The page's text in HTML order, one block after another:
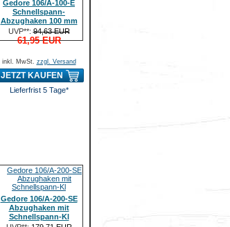
Gedore 106/A-100-E
Schnellspann-
Abzughaken 100 mm
UVP**:94,63 EUR
61,95 EUR
inkl. MwSt. zzgl. Versand
JETZT KAUFEN
Lieferfrist 5 Tage*
Gedore 106/A-200-SE
Abzughaken mit
Schnellspann-Kl